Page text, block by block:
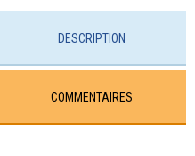
DESCRIPTION
COMMENTAIRES